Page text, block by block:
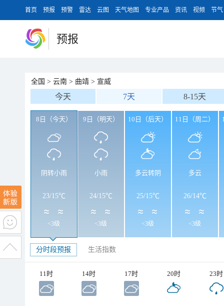
首页 预报 预警 雷达 云图 天气地图 专业产品 资讯 视频 节气
预报
全国 > 云南 > 曲靖 > 宣威
今天 7天 8-15天
8日（今天）
阴转小雨
23/15℃
<3级
9日（明天）
小雨
24/15℃
<3级
10日（后天）
多云转阴
25/15℃
<3级
11日（周二）
多云
26/14℃
<3级
分时段预报 生活指数
11时 14时 17时 20时 23时